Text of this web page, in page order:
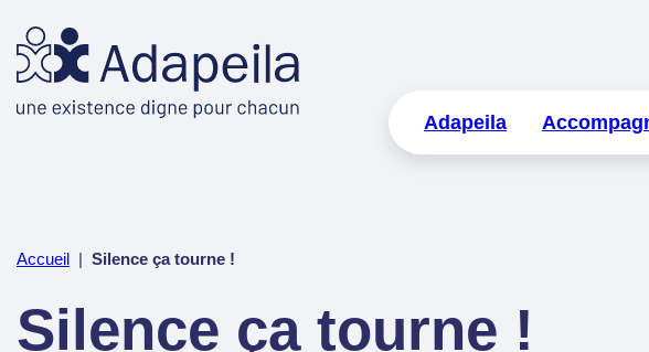
Adapeila
Accueil Silence ça tourne !
Silence ça tourne !